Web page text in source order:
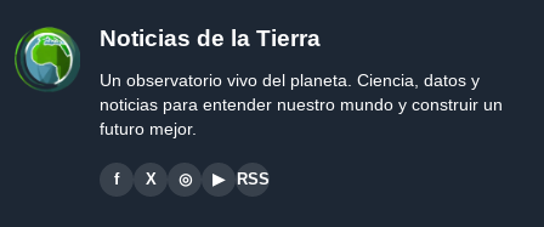
Noticias de la Tierra
Un observatorio vivo del planeta. Ciencia, datos y
noticias para entender nuestro mundo y construir un
futuro mejor.
f X ◎ ▶ RSS